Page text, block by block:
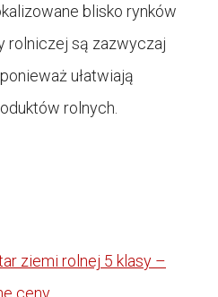
blisko rynków
rolniczej są zazwyczaj
ułatwiają
rolnych.
ziemi rolnej 5 klasy –
ceny